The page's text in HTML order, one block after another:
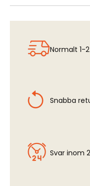
Normalt 1-
Snabba
Svar inom